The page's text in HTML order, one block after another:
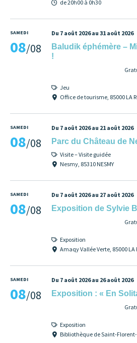
de 20h00 à 0h30
SAMEDI
08/08
Du 7 août 2026 au 31 août 2026
Baludik éphémère –
!
Jeu
Office de tourisme, 85000 LA
SAMEDI
08/08
Du 7 août 2026 au 21 août 2026
Parc du Château de
Visite – Visite guidée
Nesmy, 85310 NESMY
SAMEDI
08/08
Du 7 août 2026 au 27 août 2026
Exposition de Sylvie
Exposition
Amaqy Vallée Verte, 85000 LA
SAMEDI
08/08
Du 7 août 2026 au 26 août 2026
Exposition : « En
Exposition
Bibliothèque de Saint-Florent-